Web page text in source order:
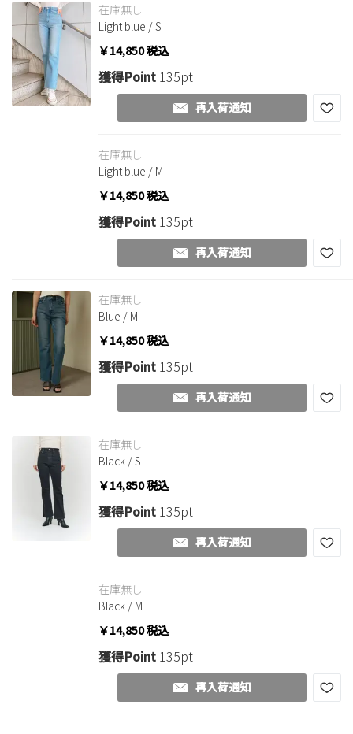
在庫無し
Light blue / S
￥14,850税込
獲得Point 135pt
再入荷通知
在庫無し
Light blue / M
￥14,850税込
獲得Point 135pt
再入荷通知
在庫無し
Blue / M
￥14,850税込
獲得Point 135pt
再入荷通知
在庫無し
Black / S
￥14,850税込
獲得Point 135pt
再入荷通知
在庫無し
Black / M
￥14,850税込
獲得Point 135pt
再入荷通知